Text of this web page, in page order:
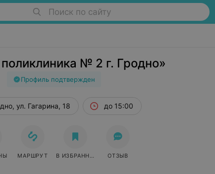
Поиск по сайту
№ 2 г. Гродно»
Профиль подтвержден
ул. Гагарина, 18 до 15:00
МАРШРУТ В ИЗБРАННОЕ ОТЗЫВ